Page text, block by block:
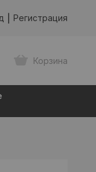
Регистрация
Корзина